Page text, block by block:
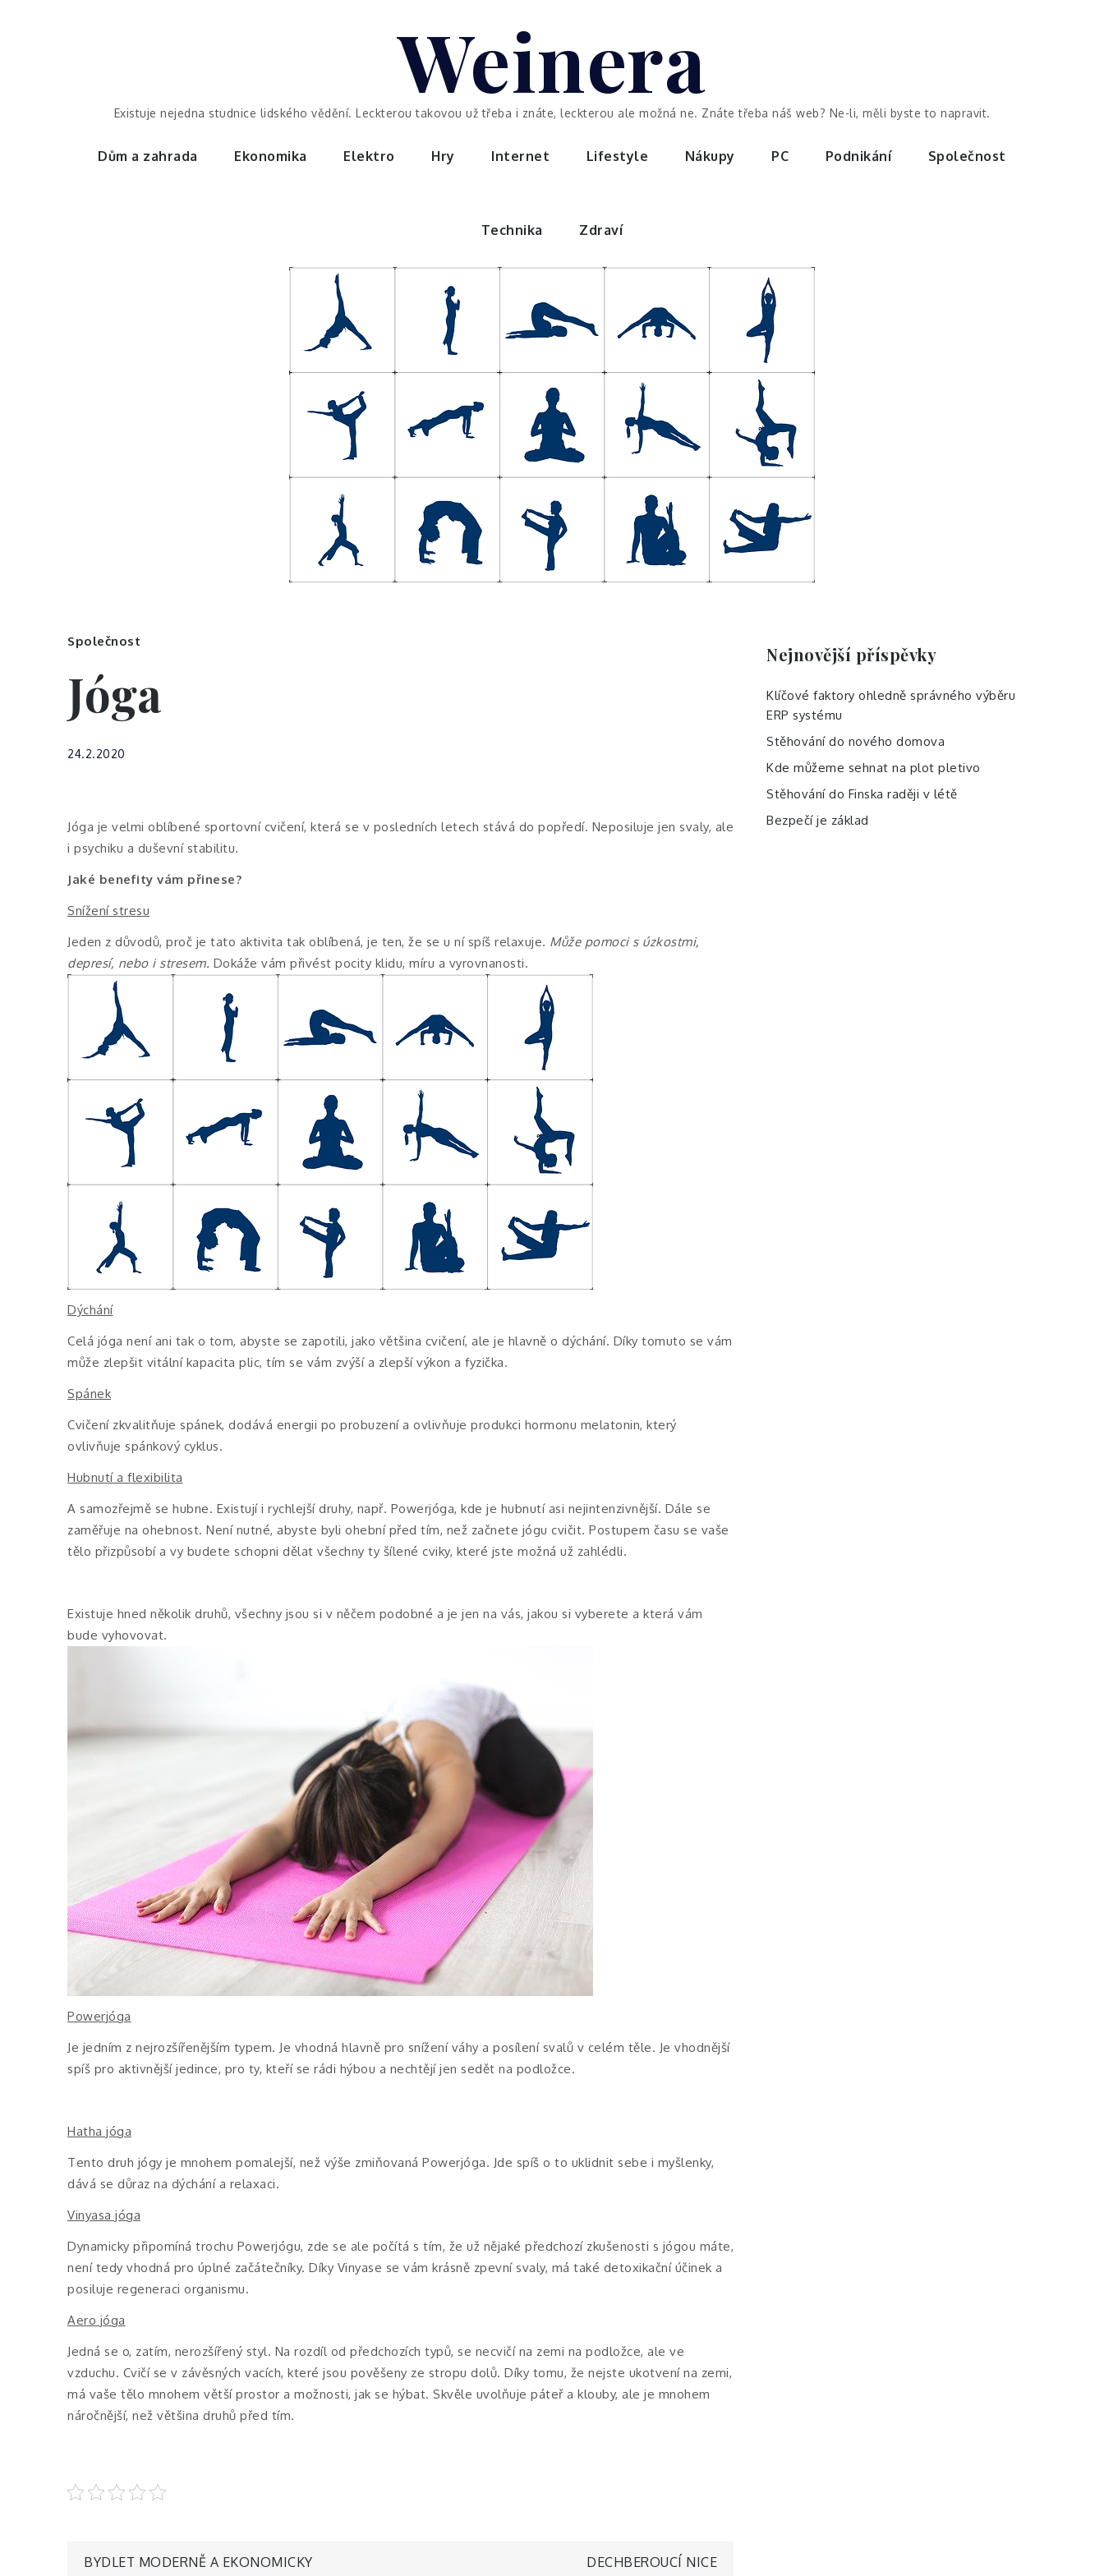
Weinera
Existuje nejedna studnice lidského vědění. Leckterou takovou už třeba i znáte, leckterou ale možná ne. Znáte třeba náš web? Ne-li, měli byste to napravit.
Dům a zahrada Ekonomika Elektro Hry Internet Lifestyle Nákupy PC Podnikání Společnost
Technika Zdraví
Společnost
Jóga
24.2.2020
Jóga je velmi oblíbené sportovní cvičení, která se v posledních letech stává do popředí. Neposiluje jen svaly, ale
i psychiku a duševní stabilitu.
Jaké benefity vám přinese?
Snížení stresu
Jeden z důvodů, proč je tato aktivita tak oblíbená, je ten, že se u ní spíš relaxuje. Může pomoci s úzkostmi,
depresí, nebo i stresem. Dokáže vám přivést pocity klidu, míru a vyrovnanosti.
Dýchání
Celá jóga není ani tak o tom, abyste se zapotili, jako většina cvičení, ale je hlavně o dýchání. Díky tomuto se vám
může zlepšit vitální kapacita plic, tím se vám zvýší a zlepší výkon a fyzička.
Spánek
Cvičení zkvalitňuje spánek, dodává energii po probuzení a ovlivňuje produkci hormonu melatonin, který
ovlivňuje spánkový cyklus.
Hubnutí a flexibilita
A samozřejmě se hubne. Existují i rychlejší druhy, např. Powerjóga, kde je hubnutí asi nejintenzivnější. Dále se
zaměřuje na ohebnost. Není nutné, abyste byli ohební před tím, než začnete jógu cvičit. Postupem času se vaše
tělo přizpůsobí a vy budete schopni dělat všechny ty šílené cviky, které jste možná už zahlédli.
Existuje hned několik druhů, všechny jsou si v něčem podobné a je jen na vás, jakou si vyberete a která vám
bude vyhovovat.
Powerjóga
Je jedním z nejrozšířenějším typem. Je vhodná hlavně pro snížení váhy a posílení svalů v celém těle. Je vhodnější
spíš pro aktivnější jedince, pro ty, kteří se rádi hýbou a nechtějí jen sedět na podložce.
Hatha jóga
Tento druh jógy je mnohem pomalejší, než výše zmiňovaná Powerjóga. Jde spíš o to uklidnit sebe i myšlenky,
dává se důraz na dýchání a relaxaci.
Vinyasa jóga
Dynamicky připomíná trochu Powerjógu, zde se ale počítá s tím, že už nějaké předchozí zkušenosti s jógou máte,
není tedy vhodná pro úplné začátečníky. Díky Vinyase se vám krásně zpevní svaly, má také detoxikační účinek a
posiluje regeneraci organismu.
Aero jóga
Jedná se o, zatím, nerozšířený styl. Na rozdíl od předchozích typů, se necvičí na zemi na podložce, ale ve
vzduchu. Cvičí se v závěsných vacích, které jsou pověšeny ze stropu dolů. Díky tomu, že nejste ukotvení na zemi,
má vaše tělo mnohem větší prostor a možnosti, jak se hýbat. Skvěle uvolňuje páteř a klouby, ale je mnohem
náročnější, než většina druhů před tím.
BYDLET MODERNĚ A EKONOMICKY DECHBEROUCÍ NICE
Nejnovější příspěvky
Klíčové faktory ohledně správného výběru
ERP systému
Stěhování do nového domova
Kde můžeme sehnat na plot pletivo
Stěhování do Finska raději v létě
Bezpečí je základ